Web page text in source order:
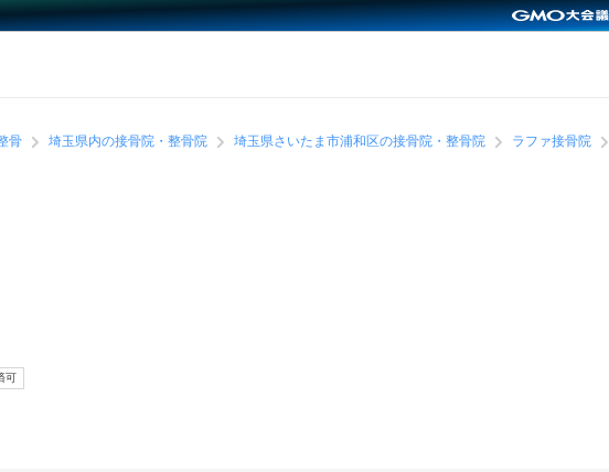
骨 埼玉県内の接骨院・整骨院 埼玉県さいたま市浦和区の接骨院・整骨院 ラファ接骨院
可